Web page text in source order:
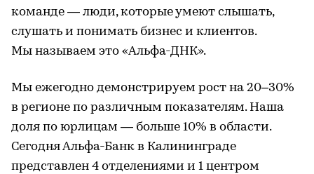
команде — люди, которые умеют слышать,
слушать и понимать бизнес и клиентов.
Мы называем это «Альфа-ДНК».
Мы ежегодно демонстрируем рост на 20–30%
в регионе по различным показателям. Наша
доля по юрлицам — больше 10% в области.
Сегодня Альфа-Банк в Калининграде
представлен 4 отделениями и 1 центром